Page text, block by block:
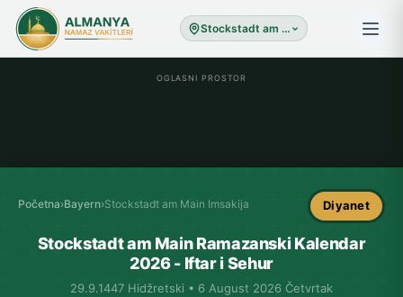
Stockstadt am Main
OGLASNI PROSTOR
Početna›Bayern›Stockstadt am Main Imsakija Diyanet
Stockstadt am Main Ramazanski Kalendar
2026 - Iftar i Sehur
29.9.1447 Hidžretski • 6 August 2026 Četvrtak